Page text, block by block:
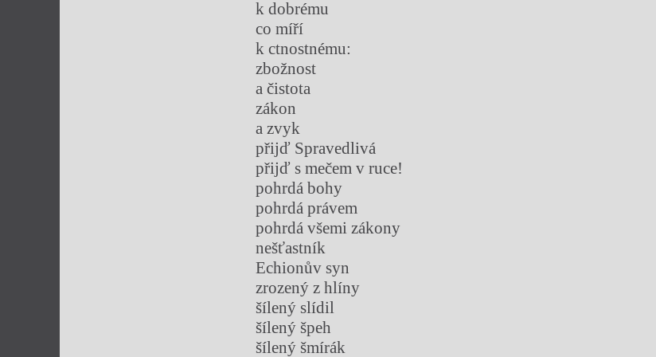
k dobrému
co míří
k ctnostnému:
zbožnost
a čistota
zákon
a zvyk
přijď Spravedlivá
přijď s mečem v ruce!
pohrdá bohy
pohrdá právem
pohrdá všemi zákony
nešťastník
Echionův syn
zrozený z hlíny
šílený slídil
šílený špeh
šílený šmírák